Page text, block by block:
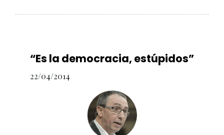
“Es la democracia, estúpidos”
22/04/2014